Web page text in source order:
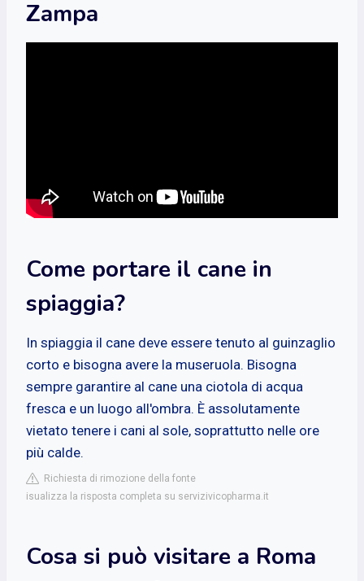
Zampa
Come portare il cane in
spiaggia?
In spiaggia il cane deve essere tenuto al guinzaglio
corto e bisogna avere la museruola. Bisogna
sempre garantire al cane una ciotola di acqua
fresca e un luogo all'ombra. È assolutamente
vietato tenere i cani al sole, soprattutto nelle ore
più calde.
Richiesta di rimozione della fonte
isualizza la risposta completa su servizivicopharma.it
Cosa si può visitare a Roma